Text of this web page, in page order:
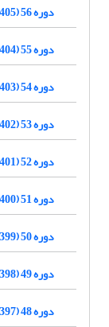
دوره 56 (1405)
دوره 55 (1404)
دوره 54 (1403)
دوره 53 (1402)
دوره 52 (1401)
دوره 51 (1400)
دوره 50 (1399)
دوره 49 (1398)
دوره 48 (1397)